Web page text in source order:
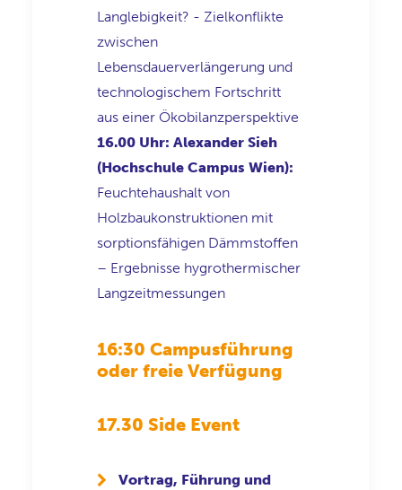
Langlebigkeit? - Zielkonflikte
zwischen
Lebensdauerverlängerung und
technologischem Fortschritt
aus einer Ökobilanzperspektive
16.00 Uhr: Alexander Sieh
(Hochschule Campus Wien):
Feuchtehaushalt von
Holzbaukonstruktionen mit
sorptionsfähigen Dämmstoffen
– Ergebnisse hygrothermischer
Langzeitmessungen
16:30 Campusführung
oder freie Verfügung
17.30 Side Event
Vortrag, Führung und